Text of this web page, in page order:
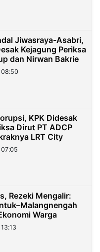
Jiwasraya-Asabri,
Kejagung Periksa
dan Nirwan Bakrie
KPK Didesak
Dirut PT ADCP
LRT City
Rezeki Mengalir:
Warga